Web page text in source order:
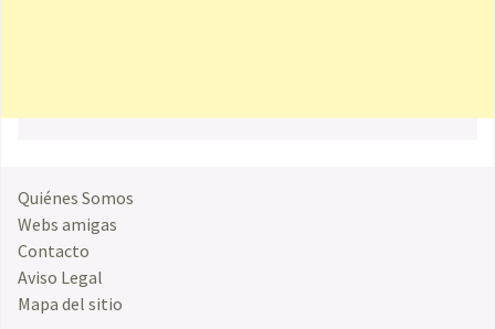
Quiénes Somos
Webs amigas
Contacto
Aviso Legal
Mapa del sitio